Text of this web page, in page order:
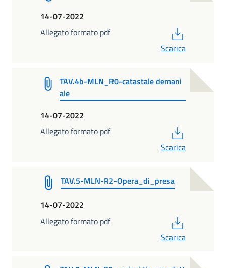
14-07-2022
Allegato formato pdf
Scarica
TAV.4b-MLN_R0-catastale demani
ale
14-07-2022
Allegato formato pdf
Scarica
TAV.5-MLN-R2-Opera_di_presa
14-07-2022
Allegato formato pdf
Scarica